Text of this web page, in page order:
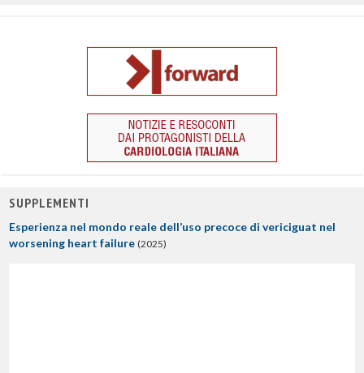
SUPPLEMENTI
Esperienza nel mondo reale dell’uso precoce di vericiguat nel
worsening heart failure (2025)